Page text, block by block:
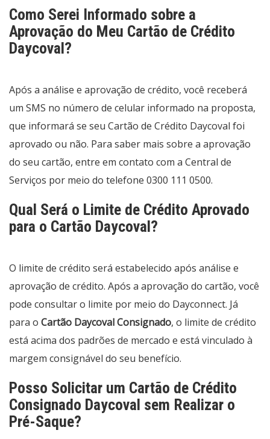
Como Serei Informado sobre a
Aprovação do Meu Cartão de Crédito
Daycoval?
Após a análise e aprovação de crédito, você receberá
um SMS no número de celular informado na proposta,
que informará se seu Cartão de Crédito Daycoval foi
aprovado ou não. Para saber mais sobre a aprovação
do seu cartão, entre em contato com a Central de
Serviços por meio do telefone 0300 111 0500.
Qual Será o Limite de Crédito Aprovado
para o Cartão Daycoval?
O limite de crédito será estabelecido após análise e
aprovação de crédito. Após a aprovação do cartão, você
pode consultar o limite por meio do Dayconnect. Já
para o Cartão Daycoval Consignado, o limite de crédito
está acima dos padrões de mercado e está vinculado à
margem consignável do seu benefício.
Posso Solicitar um Cartão de Crédito
Consignado Daycoval sem Realizar o
Pré-Saque?